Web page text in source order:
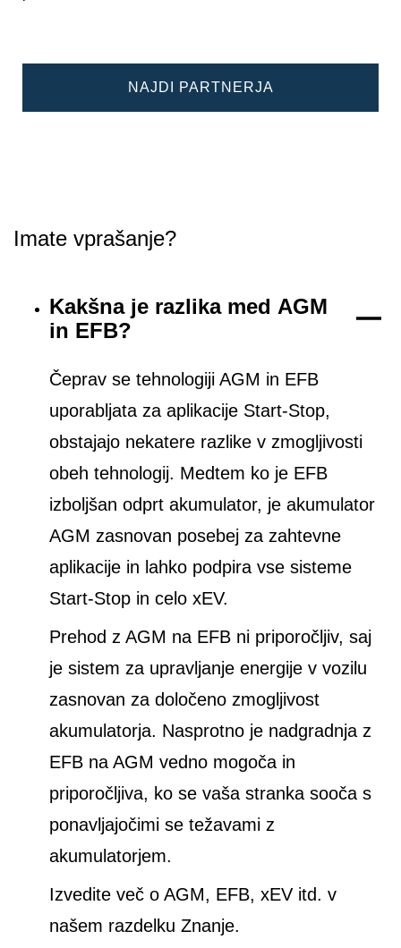
NAJDI PARTNERJA
Imate vprašanje?
Kakšna je razlika med AGM
in EFB?
Čeprav se tehnologiji AGM in EFB
uporabljata za aplikacije Start-Stop,
obstajajo nekatere razlike v zmogljivosti
obeh tehnologij. Medtem ko je EFB
izboljšan odprt akumulator, je akumulator
AGM zasnovan posebej za zahtevne
aplikacije in lahko podpira vse sisteme
Start-Stop in celo xEV.
Prehod z AGM na EFB ni priporočljiv, saj
je sistem za upravljanje energije v vozilu
zasnovan za določeno zmogljivost
akumulatorja. Nasprotno je nadgradnja z
EFB na AGM vedno mogoča in
priporočljiva, ko se vaša stranka sooča s
ponavljajočimi se težavami z
akumulatorjem.
Izvedite več o AGM, EFB, xEV itd. v
našem razdelku Znanje.